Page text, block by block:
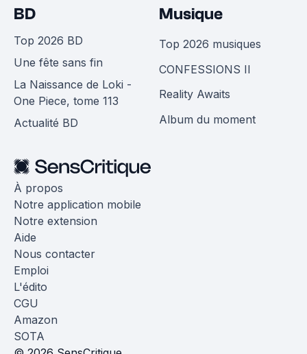
BD
Top 2026 BD
Une fête sans fin
La Naissance de Loki -
One Piece, tome 113
Actualité BD
Musique
Top 2026 musiques
CONFESSIONS II
Reality Awaits
Album du moment
À propos
Notre application mobile
Notre extension
Aide
Nous contacter
Emploi
L'édito
CGU
Amazon
SOTA